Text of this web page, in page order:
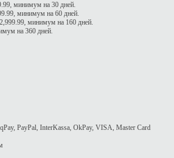
минимум на 30 дней.
минимум на 60 дней.
минимум на 160 дней.
на 360 дней.
PayPal, InterKassa, OkPay, VISA, Master Card